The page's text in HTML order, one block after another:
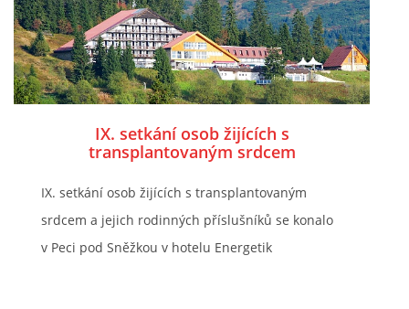
IX. setkání osob žijících s
transplantovaným srdcem
IX. setkání osob žijících s transplantovaným
srdcem a jejich rodinných příslušníků se konalo
v Peci pod Sněžkou v hotelu Energetik